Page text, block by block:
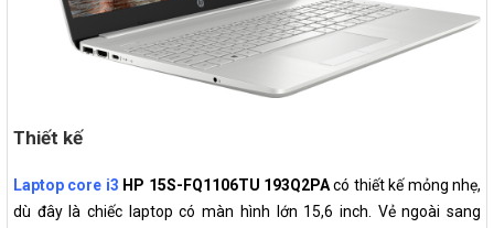
Thiết kế
Laptop core i3 HP 15S-FQ1106TU 193Q2PAcó thiết kế mỏng nhẹ,
dù đây là chiếc laptop có màn hình lớn 15,6 inch. Vẻ ngoài sang